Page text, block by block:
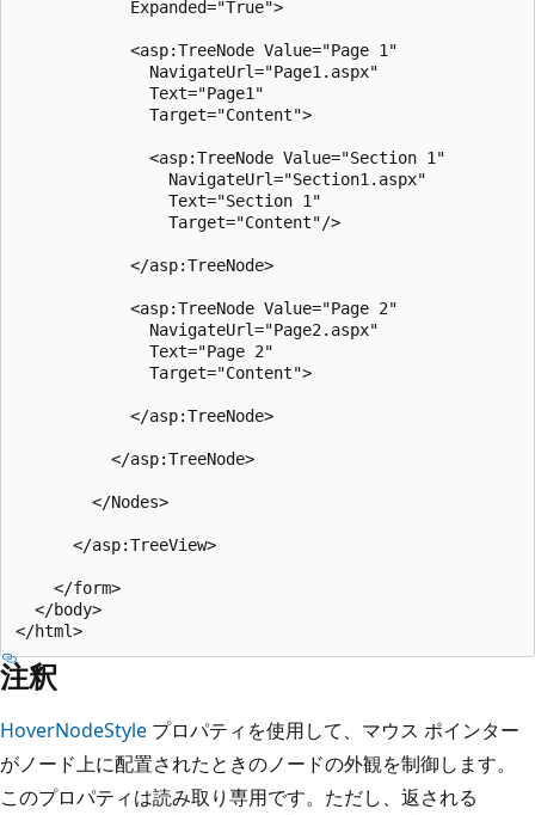
            Expanded="True">
            <asp:TreeNode Value="Page 1"
              NavigateUrl="Page1.aspx"
              Text="Page1"
              Target="Content">
              <asp:TreeNode Value="Section 1"
                NavigateUrl="Section1.aspx"
                Text="Section 1"
                Target="Content"/>
            </asp:TreeNode>
            <asp:TreeNode Value="Page 2"
              NavigateUrl="Page2.aspx"
              Text="Page 2"
              Target="Content">
            </asp:TreeNode>
          </asp:TreeNode>
        </Nodes>
      </asp:TreeView>
    </form>
  </body>
注釈
HoverNodeStyle プロパティを使用して、マウス ポインター
がノード上に配置されたときのノードの外観を制御します。
このプロパティは読み取り専用です。ただし、返される